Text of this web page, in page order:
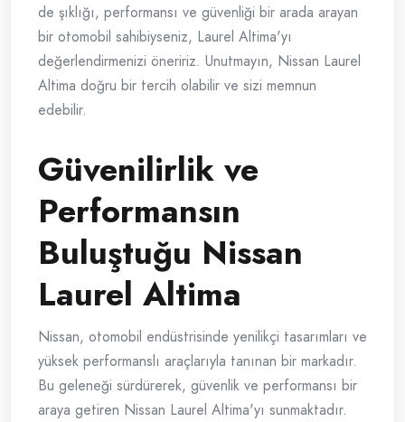
de şıklığı, performansı ve güvenliği bir arada arayan
bir otomobil sahibiyseniz, Laurel Altima'yı
değerlendirmenizi öneririz. Unutmayın, Nissan Laurel
Altima doğru bir tercih olabilir ve sizi memnun
edebilir.
Güvenilirlik ve
Performansın
Buluştuğu Nissan
Laurel Altima
Nissan, otomobil endüstrisinde yenilikçi tasarımları ve
yüksek performanslı araçlarıyla tanınan bir markadır.
Bu geleneği sürdürerek, güvenlik ve performansı bir
araya getiren Nissan Laurel Altima'yı sunmaktadır.